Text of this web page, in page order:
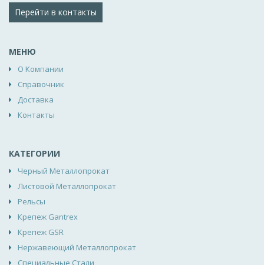
Перейти в контакты
МЕНЮ
О Компании
Справочник
Доставка
Контакты
КАТЕГОРИИ
Черный Металлопрокат
Листовой Металлопрокат
Рельсы
Крепеж Gantrex
Крепеж GSR
Нержавеющий Металлопрокат
Специальные Стали